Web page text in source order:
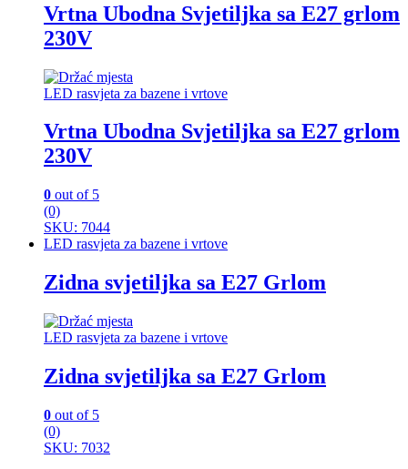
Vrtna Ubodna Svjetiljka sa E27 grlom
230V
LED rasvjeta za bazene i vrtove
Vrtna Ubodna Svjetiljka sa E27 grlom
230V
0 out of 5
(0)
SKU: 7044
LED rasvjeta za bazene i vrtove
Zidna svjetiljka sa E27 Grlom
LED rasvjeta za bazene i vrtove
Zidna svjetiljka sa E27 Grlom
0 out of 5
(0)
SKU: 7032